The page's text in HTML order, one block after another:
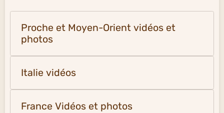
Proche et Moyen-Orient vidéos et
photos
Italie vidéos
France Vidéos et photos